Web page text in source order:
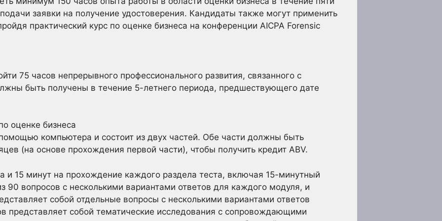
заявки на получение удостоверения. Кандидаты также могут применить
практический курс по оценке бизнеса на конференции AICPA Forensic
75 часов непрерывного профессионального развития, связанного с
быть получены в течение 5-летнего периода, предшествующего дате
оценке бизнеса
компьютера и состоит из двух частей. Обе части должны быть
(на основе прохождения первой части), чтобы получить кредит ABV.
и 15 минут на прохождение каждого раздела теста, включая 15-минутный
90 вопросов с несколькими вариантами ответов для каждого модуля, и
собой отдельные вопросы с несколькими вариантами ответов
представляет собой тематические исследования с сопровождающими